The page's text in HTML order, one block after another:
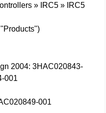
» IRC5 » IRC5
2004: 3HAC020843-
001
001